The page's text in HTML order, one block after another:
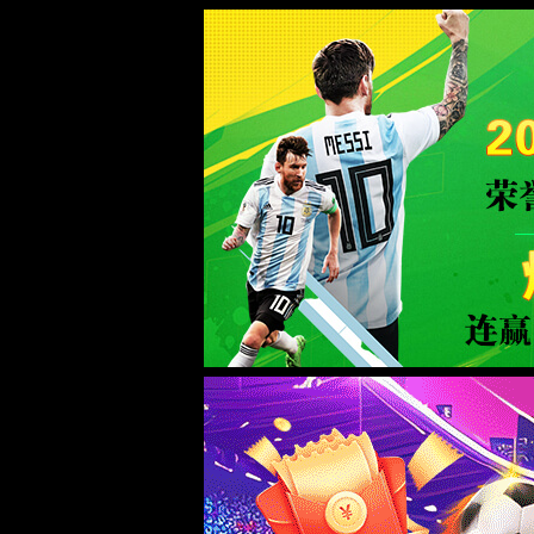
绿茵体育_9939直播_绿茵直播